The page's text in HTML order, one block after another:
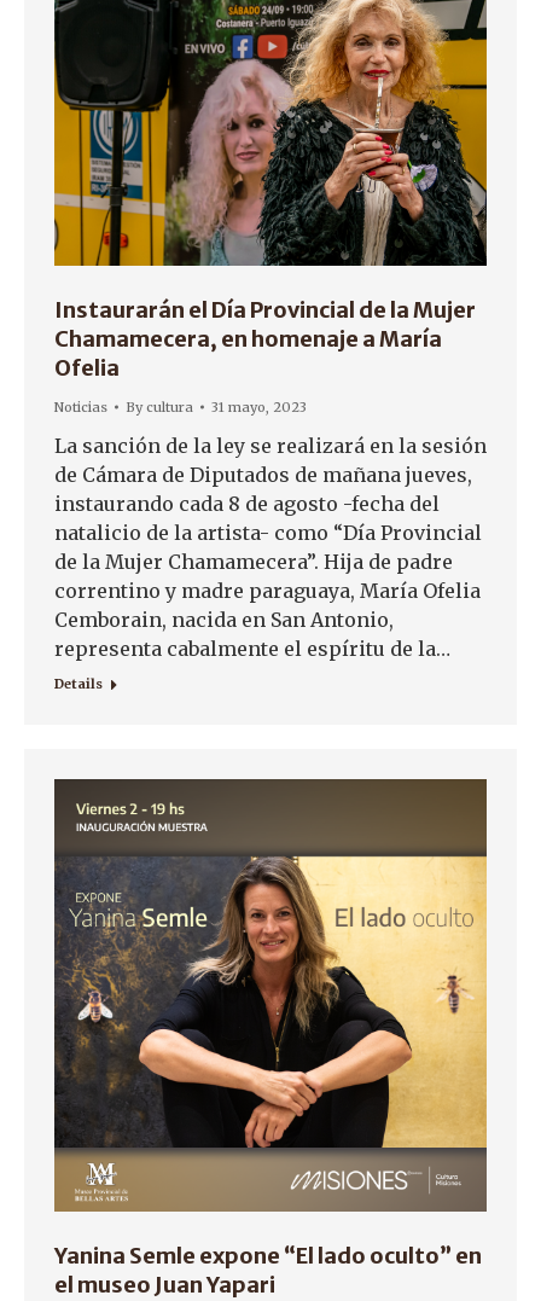
Instaurarán el Día Provincial de la Mujer
Chamamecera, en homenaje a María
Ofelia
Noticias Bycultura 31 mayo, 2023
La sanción de la ley se realizará en la sesión
de Cámara de Diputados de mañana jueves,
instaurando cada 8 de agosto -fecha del
natalicio de la artista- como “Día Provincial
de la Mujer Chamamecera”. Hija de padre
correntino y madre paraguaya, María Ofelia
Cemborain, nacida en San Antonio,
representa cabalmente el espíritu de la…
Details
Yanina Semle expone “El lado oculto” en
el museo Juan Yapari